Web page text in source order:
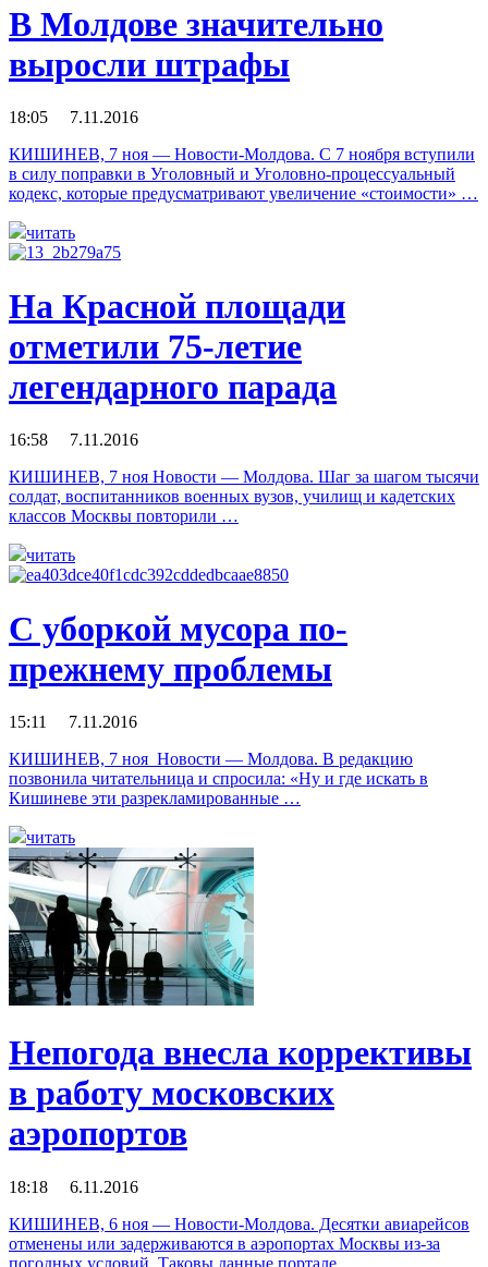
В Молдове значительно
выросли штрафы
18:05 7.11.2016
КИШИНЕВ, 7 ноя — Новости-Молдова. С 7 ноября вступили
в силу поправки в Уголовный и Уголовно-процессуальный
кодекс, которые предусматривают увеличение «стоимости» …
читать
На Красной площади
отметили 75-летие
легендарного парада
16:58 7.11.2016
КИШИНЕВ, 7 ноя Новости — Молдова. Шаг за шагом тысячи
солдат, воспитанников военных вузов, училищ и кадетских
классов Москвы повторили …
читать
С уборкой мусора по-
прежнему проблемы
15:11 7.11.2016
КИШИНЕВ, 7 ноя Новости — Молдова. В редакцию
позвонила читательница и спросила: «Ну и где искать в
Кишиневе эти разрекламированные …
читать
Непогода внесла коррективы
в работу московских
аэропортов
18:18 6.11.2016
КИШИНЕВ, 6 ноя — Новости-Молдова. Десятки авиарейсов
отменены или задерживаются в аэропортах Москвы из-за
погодных условий. Таковы данные портале